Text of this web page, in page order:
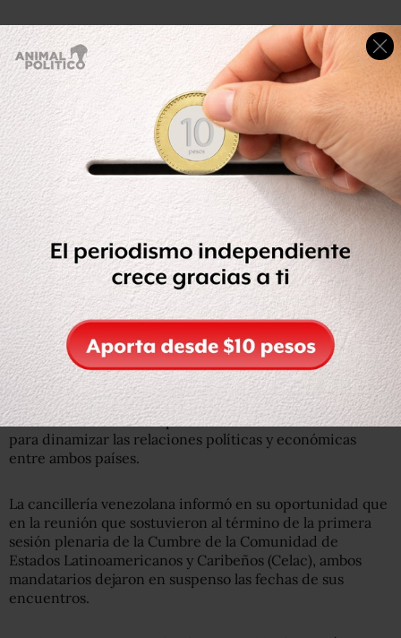
Chávez formuló estas declaraciones durante la
presentación de su Memoria y Cuenta (informe de
gobierno) correspondiente a 2011, que durante más de
ocho horas hizo ante la Asamblea Nacional (Congreso).
El pasado 3 de diciembre Chávez y Calderón acordaron
en Caracas realizar recíprocas visitas de Estado en 2012
para dinamizar las relaciones políticas y económicas
entre ambos países.
La cancillería venezolana informó en su oportunidad que
en la reunión que sostuvieron al término de la primera
sesión plenaria de la Cumbre de la Comunidad de
Estados Latinoamericanos y Caribeños (Celac), ambos
mandatarios dejaron en suspenso las fechas de sus
encuentros.